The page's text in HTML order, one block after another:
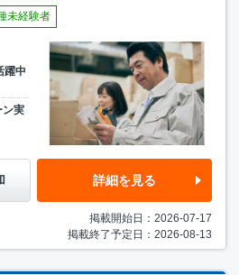
未経験者
躍中
ン実
詳細を見る
掲載開始日：2026-07-17
掲載終了予定日：2026-08-13